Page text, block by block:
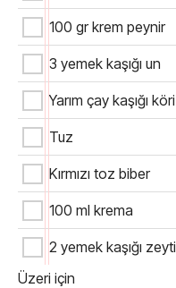
100 gr krem peynir
3 yemek kaşığı un
Yarım çay kaşığı köri
Tuz
Kırmızı toz biber
100 ml krema
2 yemek kaşığı
Üzeri için